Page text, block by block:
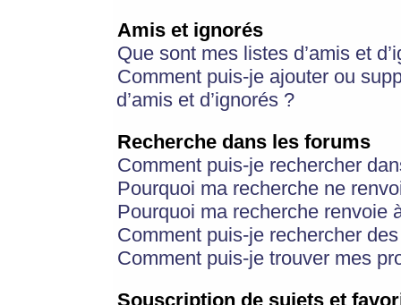
Amis et ignorés
Que sont mes listes d’amis et
Comment puis-je ajouter ou
d’amis et d’ignorés ?
Recherche dans les forums
Comment puis-je rechercher
Pourquoi ma recherche ne
Pourquoi ma recherche renvoie
Comment puis-je rechercher
Comment puis-je trouver mes
Souscription de sujets et